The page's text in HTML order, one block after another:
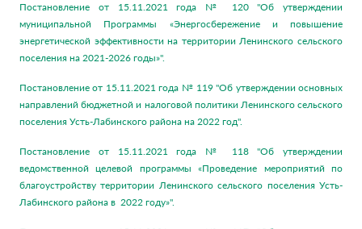
Постановление от 15.11.2021 года № 120 "Об утверждении
муниципальной Программы «Энергосбережение и повышение
энергетической эффективности на территории Ленинского сельского
поселения на 2021-2026 годы»".
Постановление от 15.11.2021 года № 119 "Об утверждении основных
направлений бюджетной и налоговой политики Ленинского сельского
поселения Усть-Лабинского района на 2022 год".
Постановление от 15.11.2021 года № 118 "Об утверждении
ведомственной целевой программы «Проведение мероприятий по
благоустройству территории Ленинского сельского поселения Усть-
Лабинского района в 2022 году»".